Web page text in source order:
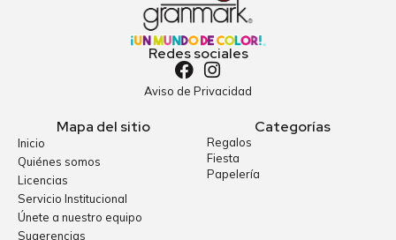
Redes sociales
Aviso de Privacidad
Mapa del sitio
Inicio
Quiénes somos
Licencias
Servicio Institucional
Únete a nuestro equipo
Sugerencias
Categorías
Regalos
Fiesta
Papelería